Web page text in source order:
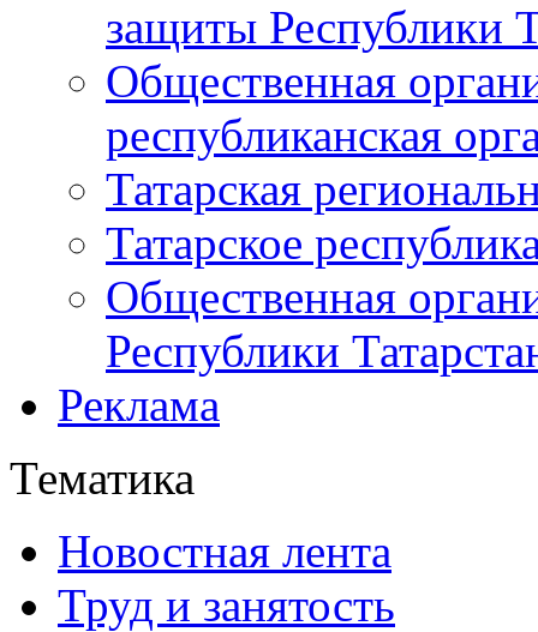
защиты Республики
Общественная
республиканская
Татарская
Татарское
Общественная
Республики
Реклама
Тематика
Новостная лента
Труд и занятость